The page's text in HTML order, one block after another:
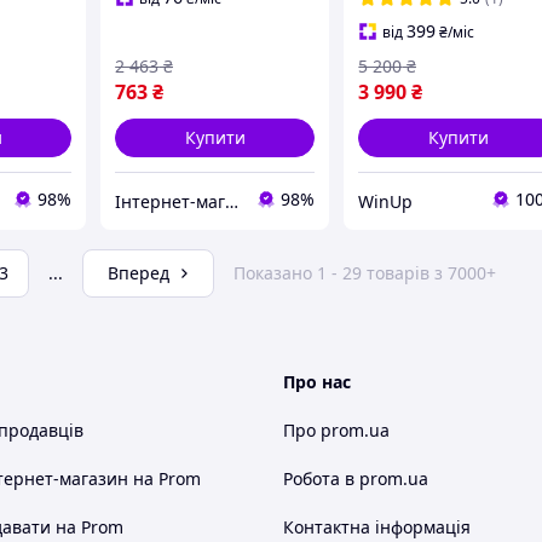
98%
763₴
2 463 ₴
Купити
Інтернет-магазин "BaFY" 98%
від399₴/міс
3 990₴
5 200 ₴
Купити
WinUp
3 ... Вперед Показано 1 - 29 товарів з 7000+
магазин на Prom
на Prom
Про нас
Про prom.ua
Робота в prom.ua
Контактна інформація